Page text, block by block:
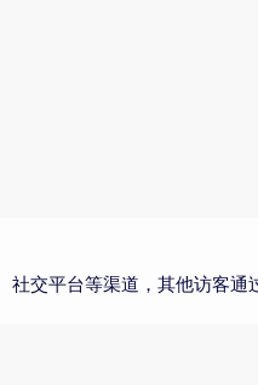
交平台等渠道，其他访客